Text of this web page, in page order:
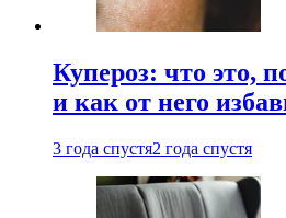
Купероз: что это,
и как от него
3 года спустя2 года спустя